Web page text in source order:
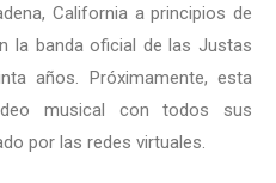
California a principios de
la banda oficial de las Justas
años. Próximamente, esta
musical con todos sus
por las redes virtuales.